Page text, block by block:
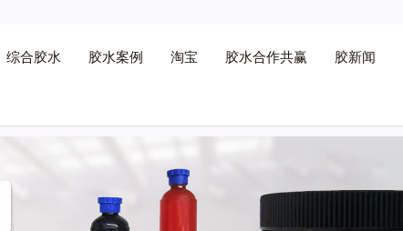
综合胶水 胶水案例 淘宝 胶水合作共赢 胶新闻